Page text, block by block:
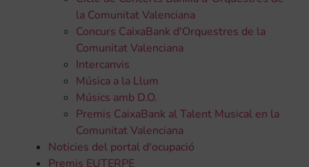
la Comunitat Valenciana
Concurs CaixaBank d'Orquestres de la
Comunitat Valenciana
Intercanvis
Música a la Llum
Músics amb D.O.
Premis CaixaBank al Talent Musical en la
Comunitat Valenciana
Noticies del portal d'ocupació
Premis EUTERPE